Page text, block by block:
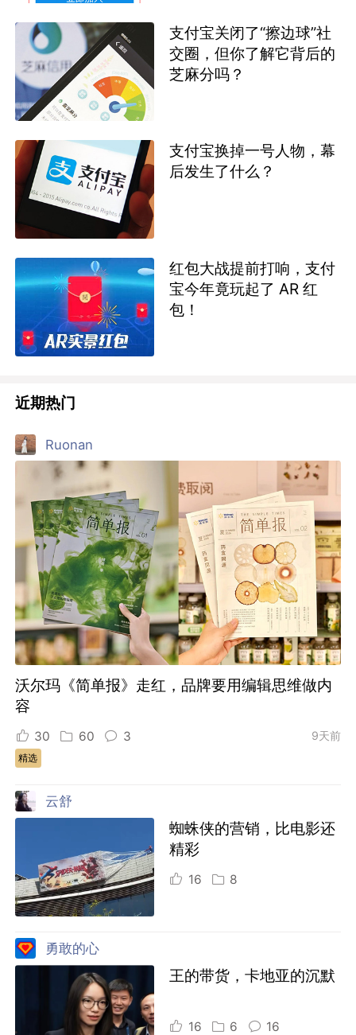
支付宝关闭了“擦边球”社
交圈，但你了解它背后的
芝麻分吗？
支付宝换掉一号人物，幕
后发生了什么？
红包大战提前打响，支付
宝今年竟玩起了 AR 红
包！
近期热门
Ruonan
沃尔玛《简单报》走红，品牌要用编辑思维做内
容
30 60 3 9天前
精选
云舒
蜘蛛侠的营销，比电影还
精彩
16 8
勇敢的心
王的带货，卡地亚的沉默
16 6 16